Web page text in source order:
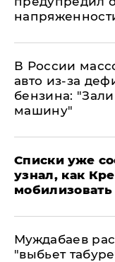
В России
авто из-за
бензина:
машину"
Списки уже
узнал, как
Муждабаев
"выбьет